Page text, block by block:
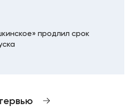
продлил срок